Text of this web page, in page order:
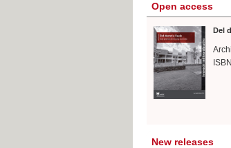
Open access
Del
New releases